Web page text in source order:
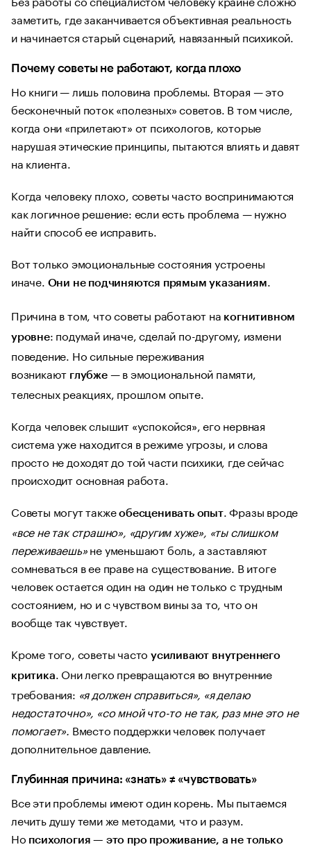
заметить, где заканчивается объективная реальность
и начинается старый сценарий, навязанный психикой.
Почему советы не работают, когда плохо
Но книги — лишь половина проблемы. Вторая — это
бесконечный поток «полезных» советов. В том числе,
когда они «прилетают» от психологов, которые
нарушая этические принципы, пытаются влиять и давят
на клиента.
Когда человеку плохо, советы часто воспринимаются
как логичное решение: если есть проблема — нужно
найти способ ее исправить.
Вот только эмоциональные состояния устроены
иначе. Они не подчиняются прямым указаниям.
Причина в том, что советы работают на когнитивном
уровне: подумай иначе, сделай по-другому, измени
поведение. Но сильные переживания
возникают глубже— в эмоциональной памяти,
телесных реакциях, прошлом опыте.
Когда человек слышит «успокойся», его нервная
система уже находится в режиме угрозы, и слова
просто не доходят до той части психики, где сейчас
происходит основная работа.
Советы могут такжеобесценивать опыт. Фразы вроде
«все не так страшно», «другим хуже», «ты слишком
переживаешь»не уменьшают боль, а заставляют
сомневаться в ее праве на существование. В итоге
человек остается один на один не только с трудным
состоянием, но и с чувством вины за то, что он
вообще так чувствует.
Кроме того, советы часто усиливают внутреннего
критика. Они легко превращаются во внутренние
требования: «я должен справиться», «я делаю
недостаточно», «со мной что-то не так, раз мне это не
помогает». Вместо поддержки человек получает
дополнительное давление.
Глубинная причина: «знать» ≠ «чувствовать»
Все эти проблемы имеют один корень. Мы пытаемся
лечить душу теми же методами, что и разум.
Но психология — это про проживание, а не только